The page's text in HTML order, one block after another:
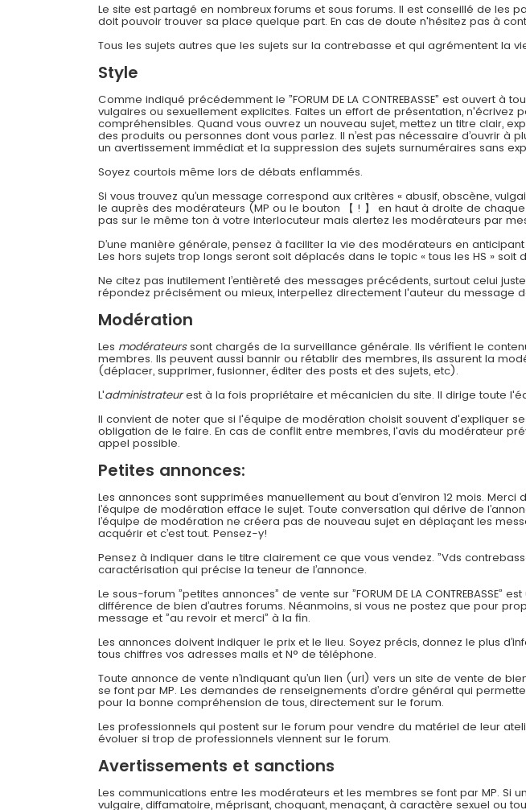
Le site est partagé en nombreux forums et sous forums. Il est conseillé de les
doit pouvoir trouver sa place quelque part. En cas de doute n'hésitez pas à
Tous les sujets autres que les sujets sur la contrebasse et qui agrémentent la
Style
Comme indiqué précédemment le ”FORUM DE LA CONTREBASSE” est ouvert
vulgaires ou sexuellement explicites. Faites un effort de présentation,
compréhensibles. Quand vous ouvrez un nouveau sujet, mettez un titre clair,
des produits ou personnes dont vous parlez. Il n’est pas nécessaire d’ouvrir
un avertissement immédiat et la suppression des sujets surnuméraires sans
Soyez courtois même lors de débats enflammés.
Si vous trouvez qu’un message correspond aux critères « abusif, obscène,
le auprès des modérateurs (MP ou le bouton 【 ! 】 en haut à droite de
pas sur le même ton à votre interlocuteur mais alertez les modérateurs par
D’une manière générale, pensez à faciliter la vie des modérateurs en
Les hors sujets trop longs seront soit déplacés dans le topic « tous les HS »
Ne citez pas inutilement l’entièreté des messages précédents, surtout celui
répondez précisément ou mieux, interpellez directement l'auteur du message
Modération
Les modérateurssont chargés de la surveillance générale. Ils vérifient le
membres. Ils peuvent aussi bannir ou rétablir des membres, ils assurent la
(déplacer, supprimer, fusionner, éditer des posts et des sujets, etc).
L'administrateurest à la fois propriétaire et mécanicien du site. Il dirige toute
Il convient de noter que si l'équipe de modération choisit souvent d'expliquer
obligation de le faire. En cas de conflit entre membres, l'avis du modérateur
appel possible.
Petites annonces:
Les annonces sont supprimées manuellement au bout d’environ 12 mois.
l’équipe de modération efface le sujet. Toute conversation qui dérive de
l’équipe de modération ne créera pas de nouveau sujet en déplaçant les
acquérir et c’est tout. Pensez-y!
Pensez à indiquer dans le titre clairement ce que vous vendez. ”Vds
caractérisation qui précise la teneur de l’annonce.
Le sous-forum ”petites annonces” de vente sur ”FORUM DE LA
différence de bien d’autres forums. Néanmoins, si vous ne postez que pour
message et ”au revoir et merci” à la fin.
Les annonces doivent indiquer le prix et le lieu. Soyez précis, donnez le plus
tous chiffres vos adresses mails et N° de téléphone.
Toute annonce de vente n’indiquant qu’un lien (url) vers un site de vente de
se font par MP. Les demandes de renseignements d’ordre général qui
pour la bonne compréhension de tous, directement sur le forum.
Les professionnels qui postent sur le forum pour vendre du matériel de leur
évoluer si trop de professionnels viennent sur le forum.
Avertissements et sanctions
Les communications entre les modérateurs et les membres se font par MP.
vulgaire, diffamatoire, méprisant, choquant, menaçant, à caractère sexuel ou